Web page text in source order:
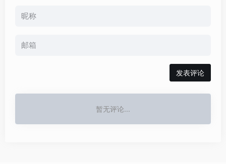
发表评论
暂无评论...